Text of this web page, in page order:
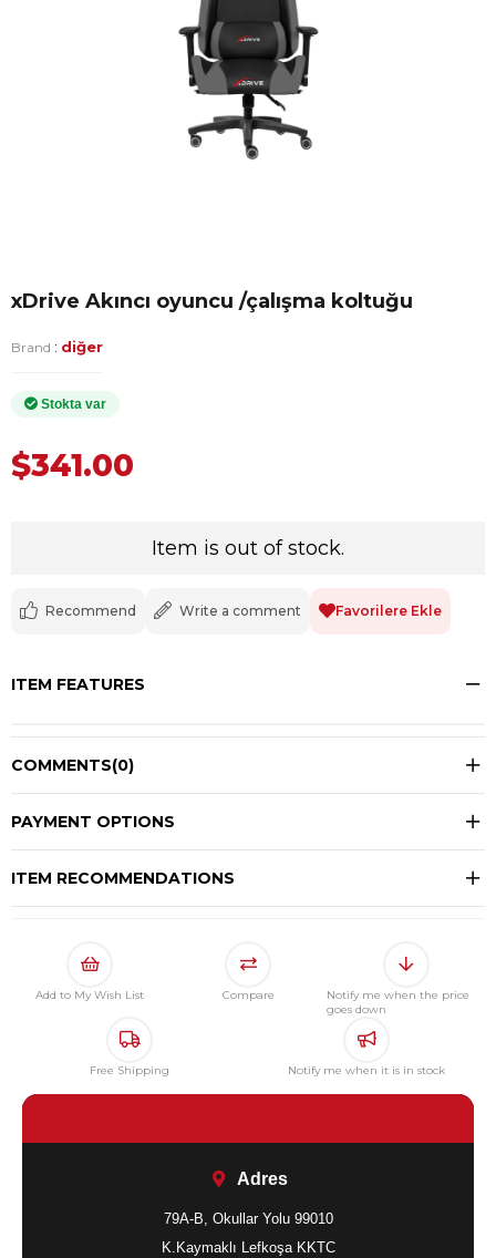
xDrive Akıncı oyuncu /çalışma koltuğu
Brand : diğer
$341.00
Item is out of stock.
Recommend Write a comment Favorilere Ekle
ITEM FEATURES
COMMENTS(0)
PAYMENT OPTIONS
ITEM RECOMMENDATIONS
Add to My Wish List Compare
Notify me when the price
goes down
Free Shipping Notify me when it is in stock
Adres
79A-B, Okullar Yolu 99010
K.Kaymaklı Lefkoşa KKTC